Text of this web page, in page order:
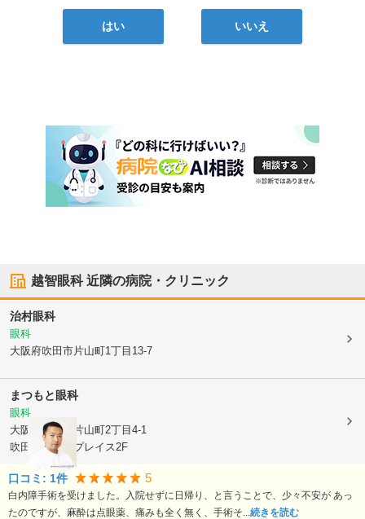
はい いいえ
越智眼科近隣の病院・クリニック
治村眼科
眼科
大阪府吹田市片山町1丁目13-7
まつもと眼科
眼科
大阪府吹田市
片山町2丁目4-1
吹田グリーンプレイス2F
口コミ: 1件 5
白内障手術を受けました。入院せずに日帰り、と言うことで、少々不安が あっ
たのですが、麻酔は点眼薬、痛みも全く無く、手術そ...続きを読む